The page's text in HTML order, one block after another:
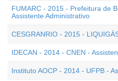
FUMARC - 2015 - Prefeitura de
Assistente Administrativo
CESGRANRIO - 2015 -
IDECAN - 2014 - CNEN -
Instituto AOCP - 2014 - UFPB -